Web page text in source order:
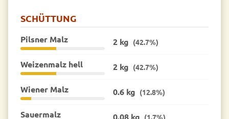
SCHÜTTUNG
Pilsner Malz 2 kg (42.7%)
Weizenmalz hell 2 kg (42.7%)
Wiener Malz 0.6 kg (12.8%)
Sauermalz 0.08 kg (1.7%)